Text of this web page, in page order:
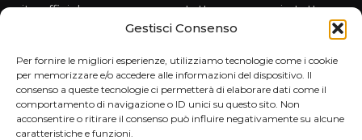
Gestisci Consenso
Per fornire le migliori esperienze, utilizziamo tecnologie come i cookie
per memorizzare e/o accedere alle informazioni del dispositivo. Il
consenso a queste tecnologie ci permetterà di elaborare dati come il
comportamento di navigazione o ID unici su questo sito. Non
acconsentire o ritirare il consenso può influire negativamente su alcune
caratteristiche e funzioni.
sito ufficiale per conoscere tutto, ma proprio tutto,
sulle nostre attività nelle istituzioni.
HOMEPAGE
NOTIZIE
PORTAVOCE